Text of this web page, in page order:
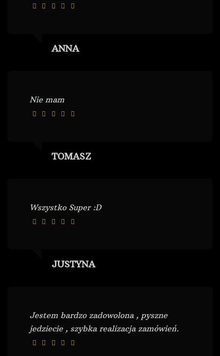
ANNA
Nie mam
TOMASZ
Wszystko Super :D
JUSTYNA
Jestem bardzo zadowolona , pyszne
jedziecie , szybka realizacja zamówień.